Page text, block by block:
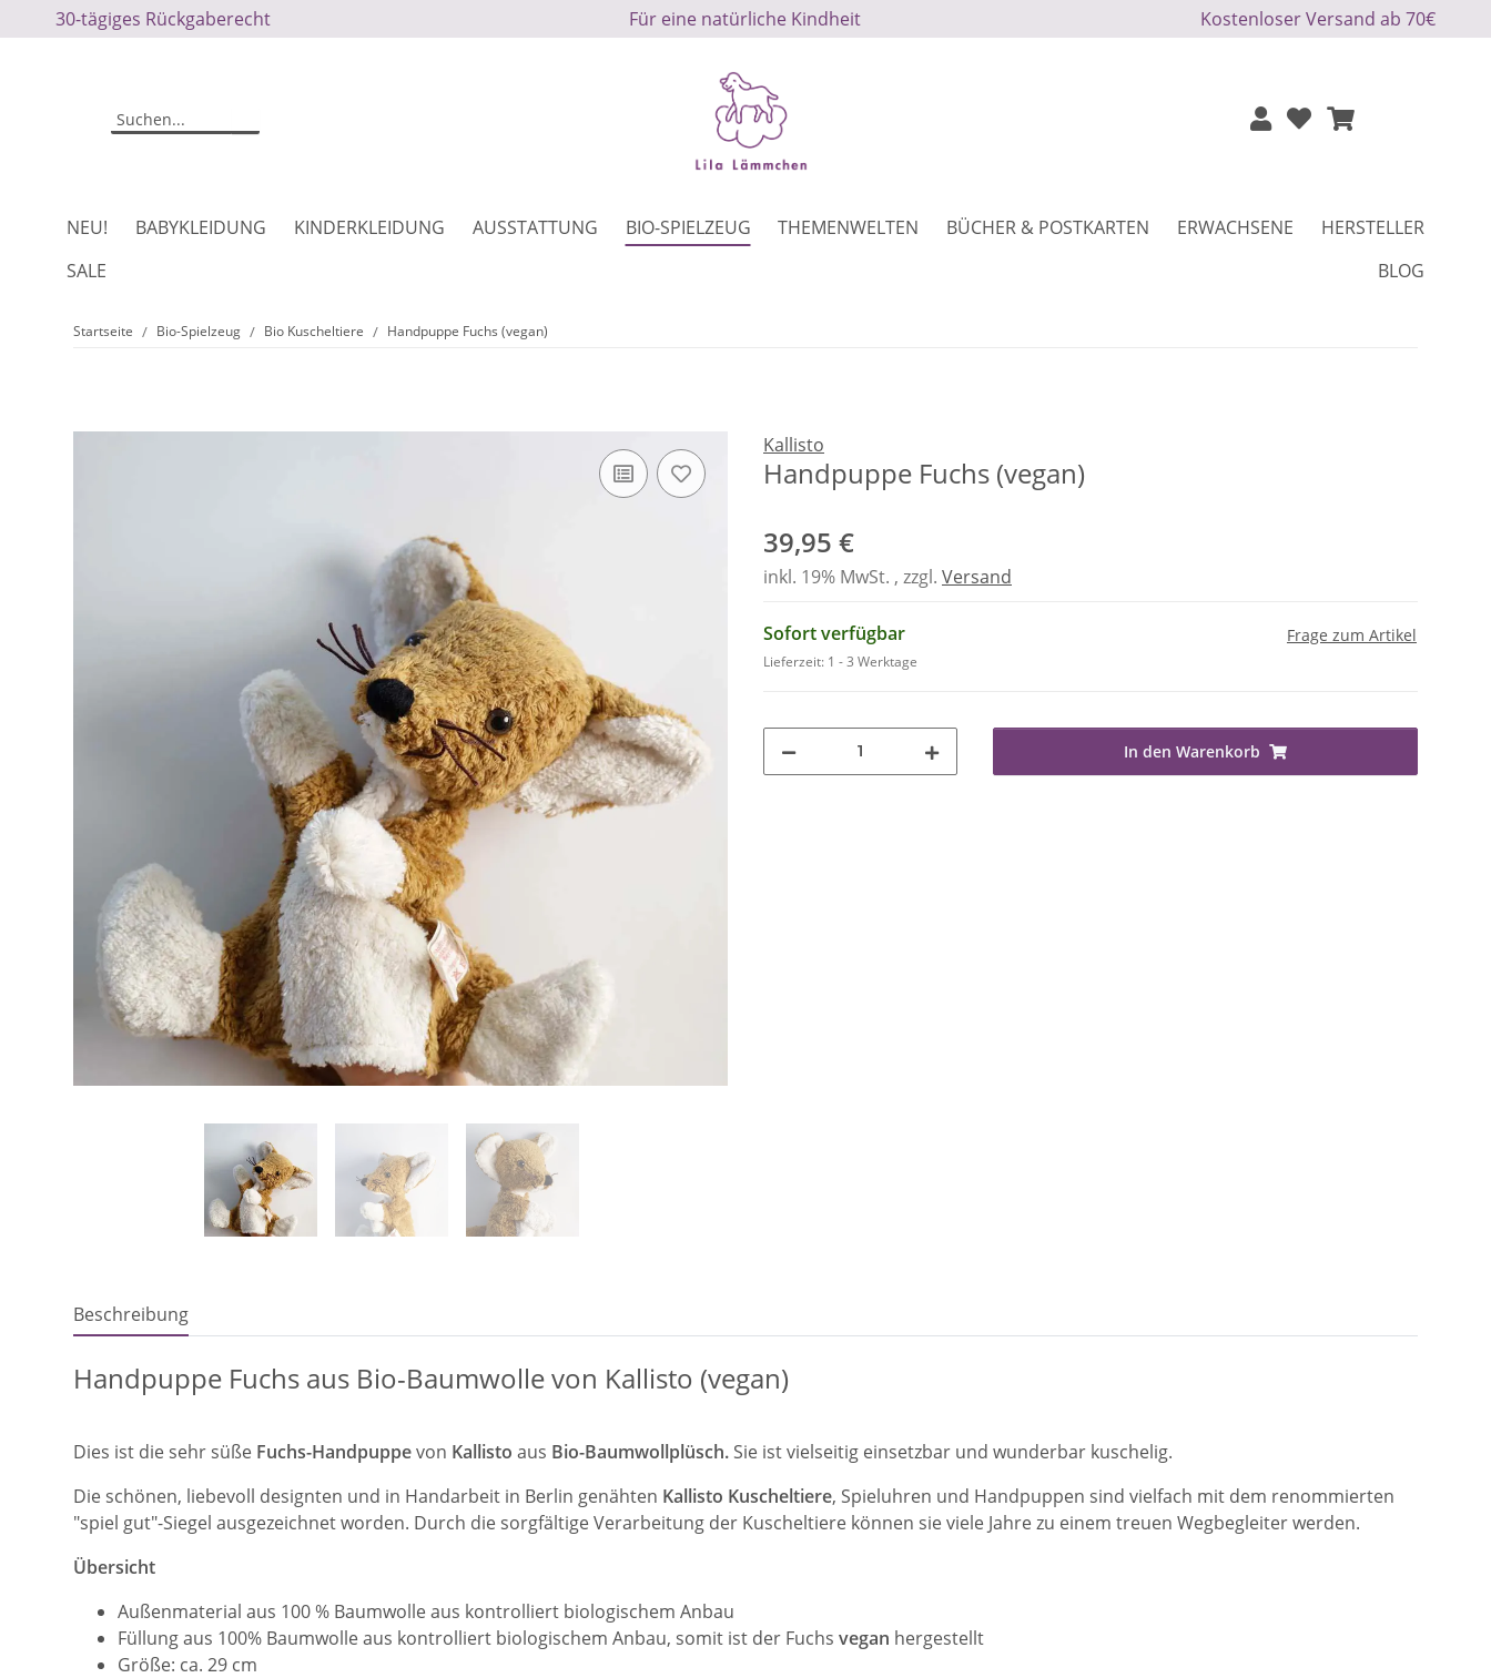
30-tägiges Rückgaberecht Für eine natürliche Kindheit Kostenloser Versand ab 70€
NEU! BABYKLEIDUNG KINDERKLEIDUNG AUSSTATTUNG BIO-SPIELZEUG THEMENWELTEN BÜCHER & POSTKARTEN ERWACHSENE
HERSTELLER
SALE
BLOG
Startseite Bio-Spielzeug Bio Kuscheltiere Handpuppe Fuchs (vegan)
Kallisto
Handpuppe Fuchs (vegan)
39,95 €
inkl. 19% MwSt. , zzgl. Versand
Sofort verfügbar
Lieferzeit: 1 - 3 Werktage
Frage zum Artikel
In den Warenkorb
Beschreibung
Handpuppe Fuchs aus Bio-Baumwolle von Kallisto (vegan)
Dies ist die sehr süße Fuchs-Handpuppevon Kallisto aus Bio-Baumwollplüsch. Sie ist vielseitig einsetzbar und wunderbar kuschelig.
Die schönen, liebevoll designten und in Handarbeit in Berlin genähten Kallisto Kuscheltiere, Spieluhren und Handpuppen sind vielfach mit dem renommierten
"spiel gut"-Siegel ausgezeichnet worden. Durch die sorgfältige Verarbeitung der Kuscheltiere können sie viele Jahre zu einem treuen Wegbegleiter werden.
Übersicht
Außenmaterial aus 100 % Baumwolle aus kontrolliert biologischem Anbau
Füllung aus 100% Baumwolle aus kontrolliert biologischem Anbau, somit ist der Fuchs vegan hergestellt
Größe: ca. 29 cm